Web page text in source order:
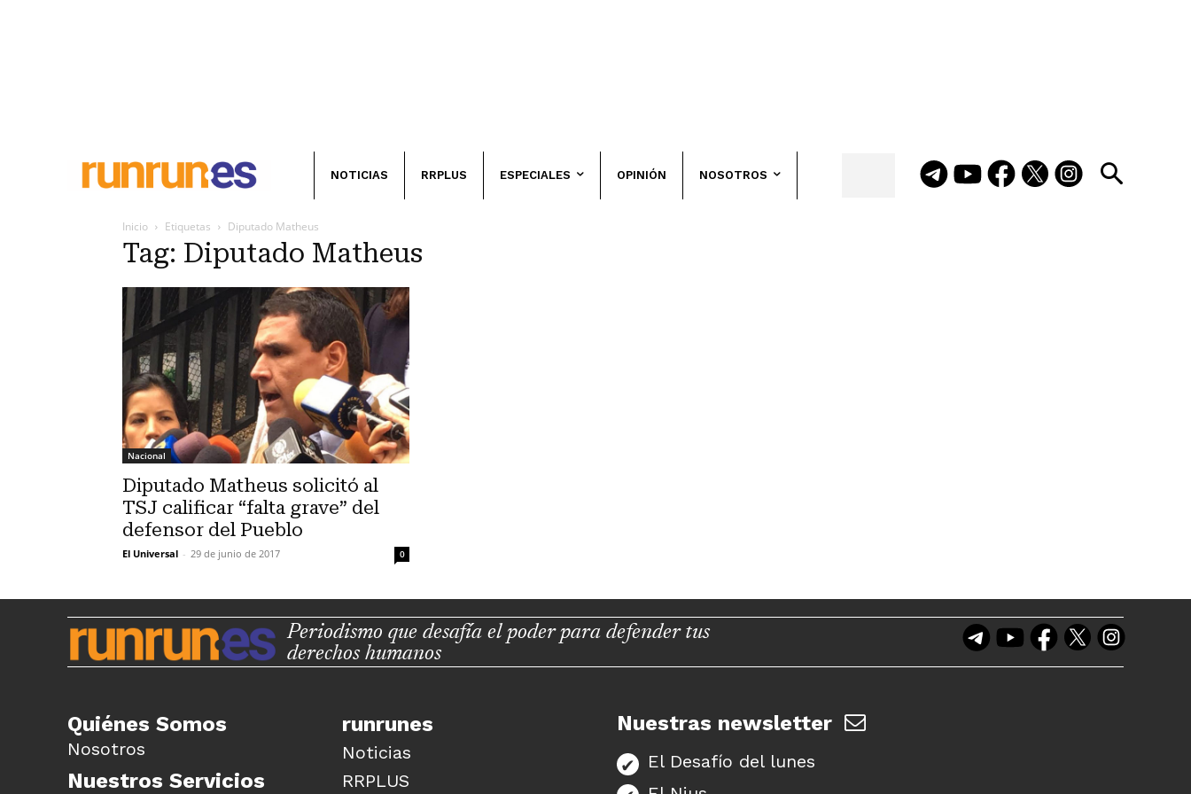
NOTICIAS RRPLUS ESPECIALES OPINIÓN NOSOTROS
Inicio Etiquetas Diputado Matheus
Tag: Diputado Matheus
Nacional
Diputado Matheus solicitó al
TSJ calificar “falta grave” del
defensor del Pueblo
El Universal - 29 de junio de 2017 0
Periodismo que desafía el poder para defender tus
derechos humanos
Quiénes Somos
Nosotros
Nuestros Servicios
runrunes
Noticias
RRPLUS
Nuestras newsletter
El Desafío del lunes